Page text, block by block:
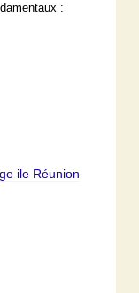
:
ile Réunion